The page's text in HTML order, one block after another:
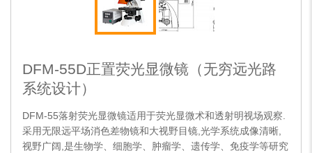
DFM-55D正置荧光显微镜（无穷远光路
系统设计）
DFM-55落射荧光显微镜适用于荧光显微术和透射明视场观察.
采用无限远平场消色差物镜和大视野目镜,光学系统成像清晰,
视野广阔,是生物学、细胞学、肿瘤学、遗传学、免疫学等研究